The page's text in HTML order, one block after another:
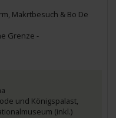
Makrtbesuch & Bo De
Grenze -
und Königspalast,
(inkl.)